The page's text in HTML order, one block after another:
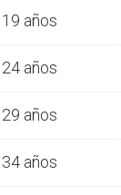
años
años
años
años